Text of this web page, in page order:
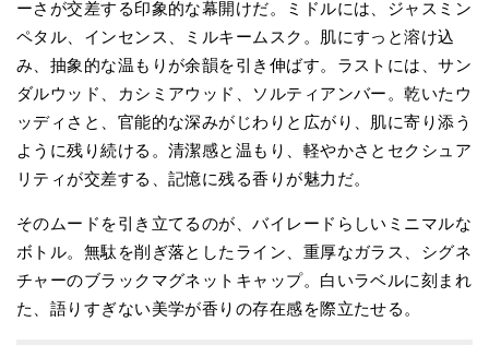
ーさが交差する印象的な幕開けだ。ミドルには、ジャスミン
ペタル、インセンス、ミルキームスク。肌にすっと溶け込
み、抽象的な温もりが余韻を引き伸ばす。ラストには、サン
ダルウッド、カシミアウッド、ソルティアンバー。乾いたウ
ッディさと、官能的な深みがじわりと広がり、肌に寄り添う
ように残り続ける。清潔感と温もり、軽やかさとセクシュア
リティが交差する、記憶に残る香りが魅力だ。
そのムードを引き立てるのが、バイレードらしいミニマルな
ボトル。無駄を削ぎ落としたライン、重厚なガラス、シグネ
チャーのブラックマグネットキャップ。白いラベルに刻まれ
た、語りすぎない美学が香りの存在感を際立たせる。